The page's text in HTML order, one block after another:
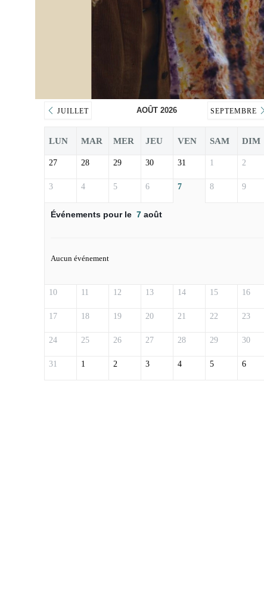
JUILLET AOÛT 2026 SEPTEMBRE
LUN MAR MER JEU VEN SAM DIM
27 28 29 30 31 1 2
3 4 5 6 7 8 9
Événements pour le 7 août
Aucun événement
10 11 12 13 14 15 16
17 18 19 20 21 22 23
24 25 26 27 28 29 30
31 1 2 3 4 5 6